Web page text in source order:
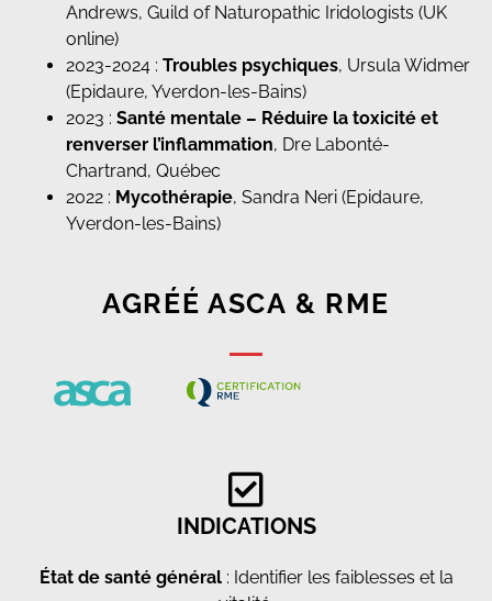
Andrews, Guild of Naturopathic Iridologists (UK
online)
2023-2024 : Troubles psychiques, Ursula Widmer
(Epidaure, Yverdon-les-Bains)
2023 : Santé mentale – Réduire la toxicité et
renverser l’inflammation, Dre Labonté-
Chartrand, Québec
2022 : Mycothérapie, Sandra Neri (Epidaure,
Yverdon-les-Bains)
AGRÉÉ ASCA & RME
INDICATIONS
État de santé général: Identifier les faiblesses et la